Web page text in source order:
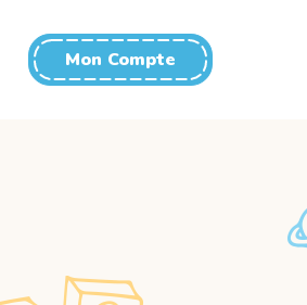
Mon Compte